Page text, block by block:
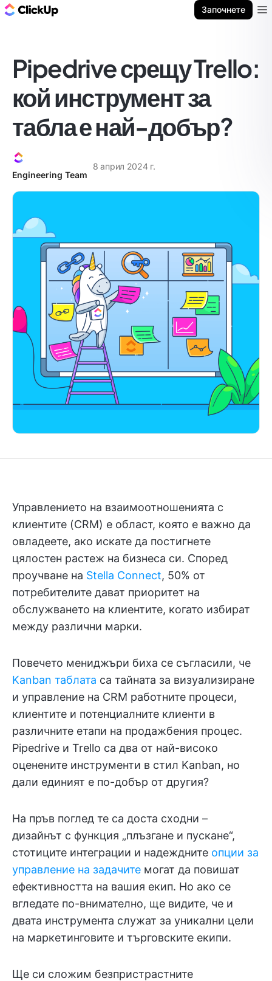
Започнете
Pipedrive срещу Trello:
кой инструмент за
табла е най-добър?
Engineering Team
8 април 2024 г.
Управлението на взаимоотношенията с
клиентите (CRM) е област, която е важно да
овладеете, ако искате да постигнете
цялостен растеж на бизнеса си. Според
проучване на Stella Connect, 50% от
потребителите дават приоритет на
обслужването на клиентите, когато избират
между различни марки.
Повечето мениджъри биха се съгласили, че
Kanban таблата са тайната за визуализиране
и управление на CRM работните процеси,
клиентите и потенциалните клиенти в
различните етапи на продажбения процес.
Pipedrive и Trello са два от най-високо
оценените инструменти в стил Kanban, но
дали единият е по-добър от другия?
На пръв поглед те са доста сходни –
дизайнът с функция „плъзгане и пускане“,
стотиците интеграции и надеждните опции за
управление на задачите могат да повишат
ефективността на вашия екип. Но ако се
вгледате по-внимателно, ще видите, че и
двата инструмента служат за уникални цели
на маркетинговите и търговските екипи.
Ще си сложим безпристрастните